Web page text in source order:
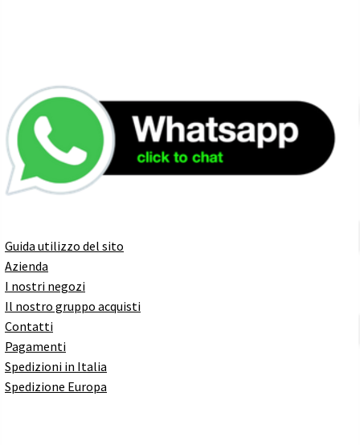
Guida utilizzo del sito
Azienda
I nostri negozi
Il nostro gruppo acquisti
Contatti
Pagamenti
Spedizioni in Italia
Spedizione Europa